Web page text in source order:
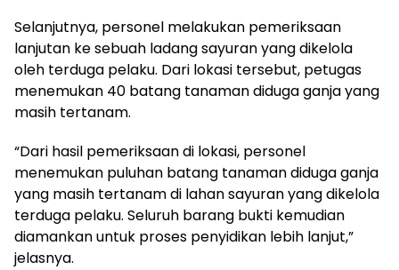
Selanjutnya, personel melakukan pemeriksaan
lanjutan ke sebuah ladang sayuran yang dikelola
oleh terduga pelaku. Dari lokasi tersebut, petugas
menemukan 40 batang tanaman diduga ganja yang
masih tertanam.
“Dari hasil pemeriksaan di lokasi, personel
menemukan puluhan batang tanaman diduga ganja
yang masih tertanam di lahan sayuran yang dikelola
terduga pelaku. Seluruh barang bukti kemudian
diamankan untuk proses penyidikan lebih lanjut,”
jelasnya.